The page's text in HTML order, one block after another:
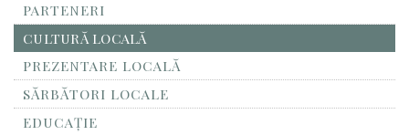
PARTENERI
CULTURĂ LOCALĂ
PREZENTARE LOCALĂ
SĂRBĂTORI LOCALE
EDUCAȚIE